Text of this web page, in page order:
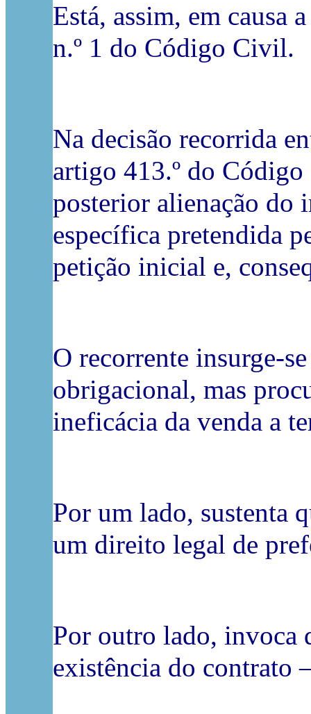
Está, assim, em causa
n.º 1 do Código Civil.
Na decisão recorrida
artigo 413.º do
posterior alienação do
específica pretendida
petição inicial e,
O recorrente insurge-
obrigacional, mas
ineficácia da venda a
Por um lado, sustenta
um direito legal de
Por outro lado, invoca
existência do contrato